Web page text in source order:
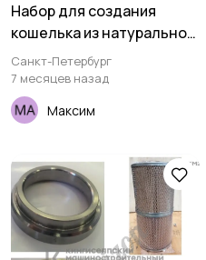
Набор для создания
кошелька из натуральной
кожи
Санкт-Петербург
7 месяцев назад
Максим